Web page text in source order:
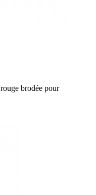
brodée pour